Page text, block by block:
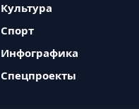
Культура
Спорт
Инфографика
Спецпроекты